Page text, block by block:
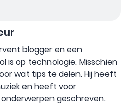
blogger en een
is op technologie. Misschien
wat tips te delen. Hij heeft
en heeft voor
geschreven.